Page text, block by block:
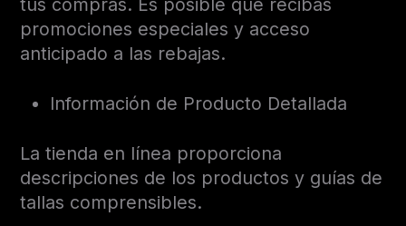
tus compras. Es posible que recibas
promociones especiales y acceso
anticipado a las rebajas.
Información de Producto Detallada
La tienda en línea proporciona
descripciones de los productos y guías de
tallas comprensibles.